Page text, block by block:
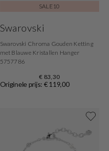
SALE10
Swarovski
Swarovski Chroma Gouden Ketting
met Blauwe Kristallen Hanger
5757786
€ 83,30
Originele prijs: € 119,00